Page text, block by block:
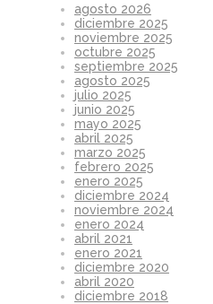
agosto 2026
diciembre 2025
noviembre 2025
octubre 2025
septiembre 2025
agosto 2025
julio 2025
junio 2025
mayo 2025
abril 2025
marzo 2025
febrero 2025
enero 2025
diciembre 2024
noviembre 2024
enero 2024
abril 2021
enero 2021
diciembre 2020
abril 2020
diciembre 2018